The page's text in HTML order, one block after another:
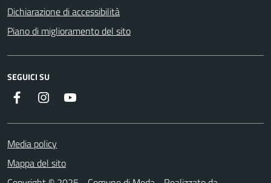
Dichiarazione di accessibilità
Piano di miglioramento del sito
SEGUICI SU
InstagramYouTube
Media policy
Mappa del sito